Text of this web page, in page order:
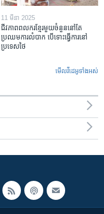
11 មីនា 2025
ជីវភាពពលករខ្មែរមួយចំនួននៅតែ
ប្រឈមការលំបាក បើទោះធ្វើការនៅ
ប្រទេសថៃ
មើល​វីដេអូ​ទាំង​អស់